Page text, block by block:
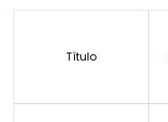
Título